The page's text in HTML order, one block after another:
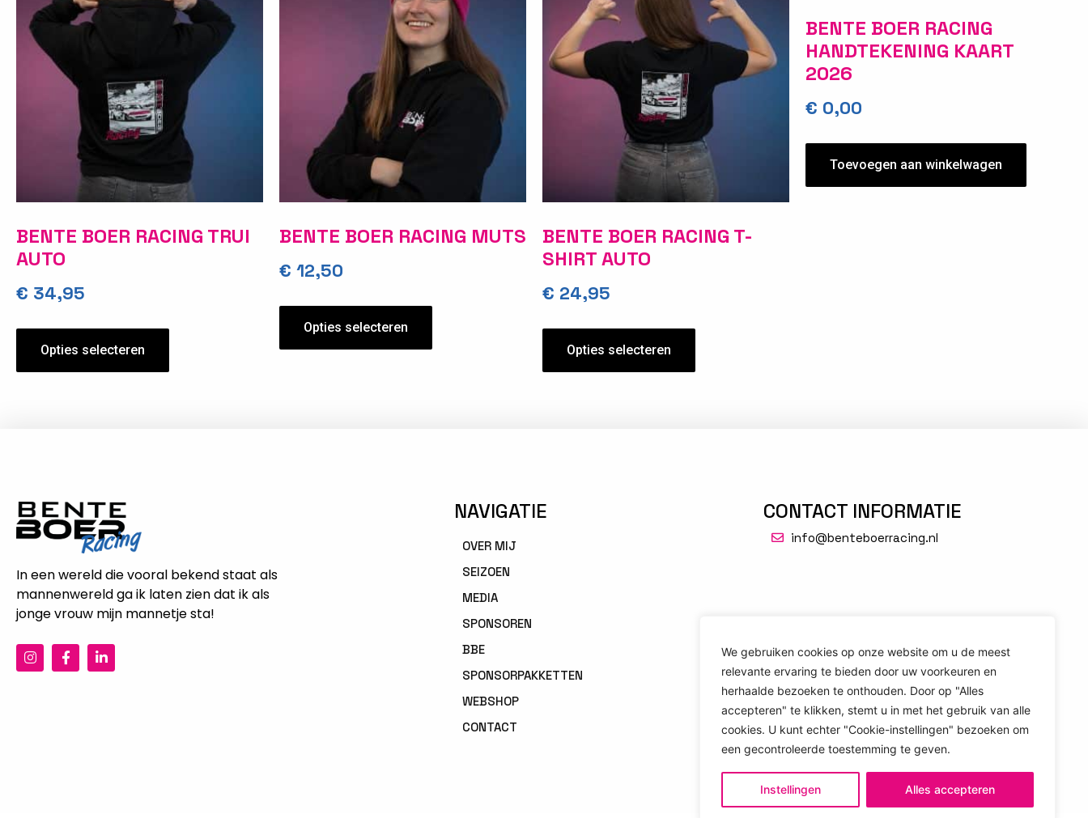
We gebruiken cookies op onze website om u de meest
relevante ervaring te bieden door uw voorkeuren en
herhaalde bezoeken te onthouden. Door op "Alles
accepteren" te klikken, stemt u in met het gebruik van alle
cookies. U kunt echter "Cookie-instellingen" bezoeken om
een ​​gecontroleerde toestemming te geven.
Instellingen Alles accepteren
BENTE BOER RACING TRUI
AUTO
€ 34,95
Opties selecteren
BENTE BOER RACING MUTS
€ 12,50
Opties selecteren
BENTE BOER RACING T-
SHIRT AUTO
€ 24,95
Opties selecteren
BENTE BOER RACING
HANDTEKENING KAART
2026
€ 0,00
Toevoegen aan winkelwagen
In een wereld die vooral bekend staat als
mannenwereld ga ik laten zien dat ik als
jonge vrouw mijn mannetje sta!
NAVIGATIE
OVER MIJ
SEIZOEN
MEDIA
SPONSOREN
BBE
SPONSORPAKKETTEN
WEBSHOP
CONTACT
CONTACT INFORMATIE
info@benteboerracing.nl